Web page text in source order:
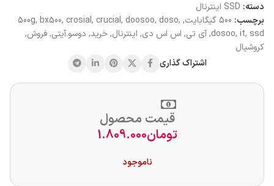
دسته: SSD اینترنال
برچسب: 500 گیگابایت ,
500g, bx500, crosial, crucial, doosoo, doso,
dosoo, it, ssd
,آی تی, اس اس دی, اینترنال,خرید, دوسو.آیتی,فروش,
کروشیال
اشتراک گذاری
قیمت محصول
تومان1.809.000
ناموجود